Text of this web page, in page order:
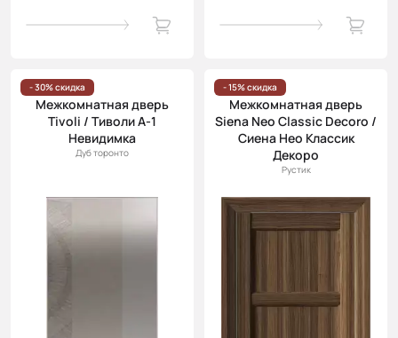
- 30% скидка
Межкомнатная дверь
Tivoli / Тиволи А-1
Невидимка
Дуб торонто
- 15% скидка
Межкомнатная дверь
Siena Neo Classic Decoro /
Сиена Нео Классик
Декоро
Рустик